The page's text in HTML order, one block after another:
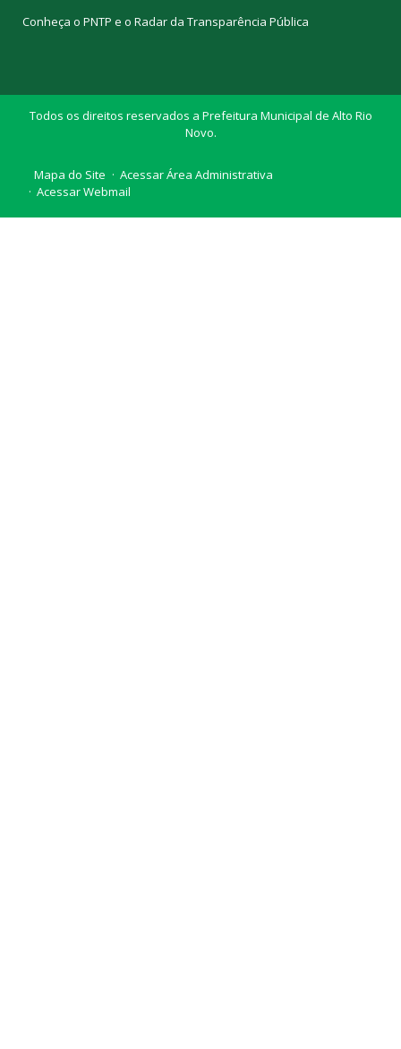
Conheça o PNTP e o Radar da Transparência Pública
Todos os direitos reservados a Prefeitura Municipal de Alto Rio
Novo.
Mapa do Site
Acessar Área Administrativa
Acessar Webmail